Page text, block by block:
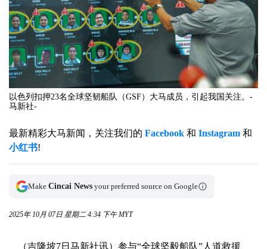
以色列扣押23名全球坚韧船队（GSF）大马成员，引起我国关注。-
马新社-
最新精彩大马新闻，关注我们的 Facebook 和 Instagram 和
小红书!
Make Cincai News your preferred source on Google
2025年 10月 07日 星期二 4:34 下午 MYT
（吉隆坡7日马新社讯）参与“全球坚毅船队”人道救援